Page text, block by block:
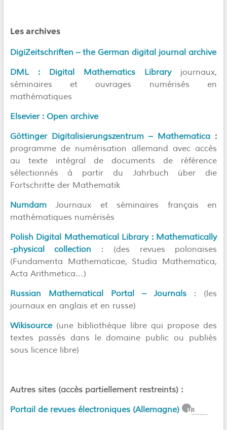
Les archives
DigiZeitschriften – the German digital journal archive
DML : Digital Mathematics Libraryjournaux,
séminaires et ouvrages numérisés en
mathématiques
Elsevier : Open archive
Göttinger Digitalisierungszentrum – Mathematica:
programme de numérisation allemand avec accès
au texte intégral de documents de référence
sélectionnés à partir du Jahrbuch über die
Fortschritte der Mathematik
Numdam
Journaux et séminaires français en
mathématiques numérisés
Polish Digital Mathematical Library : Mathematically
-physical collection : (des revues polonaises
(Fundamenta Mathematicae, Studia Mathematica,
Acta Arithmetica…)
Russian Mathematical Portal – Journals : (les
journaux en anglais et en russe)
Wikisource(une bibliothèque libre qui propose des
textes passés dans le domaine public ou publiés
sous licence libre)
Autres sites (accès partiellement restreints) :
Portail de revues électroniques (Allemagne)